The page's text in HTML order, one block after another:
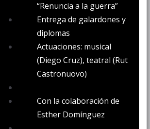
“Renuncia a la guerra”
Entrega de galardones y
diplomas
Actuaciones: musical
(Diego Cruz), teatral (Rut
Castronuovo)
Con la colaboración de
Esther Domínguez